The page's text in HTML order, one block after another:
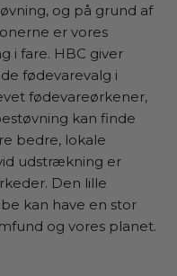
og på grund af
er vores
i fare. HBC giver
fødevarevalg i
fødevareørkener,
kan finde
bedre, lokale
udstrækning er
Den lille
kan have en stor
og vores planet.